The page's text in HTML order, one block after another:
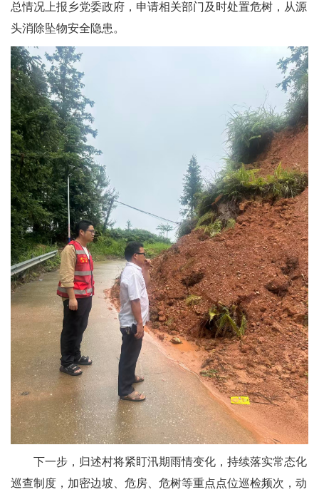
总情况上报乡党委政府，申请相关部门及时处置危树，从源
头消除坠物安全隐患。
下一步，归述村将紧盯汛期雨情变化，持续落实常态化
巡查制度，加密边坡、危房、危树等重点点位巡检频次，动